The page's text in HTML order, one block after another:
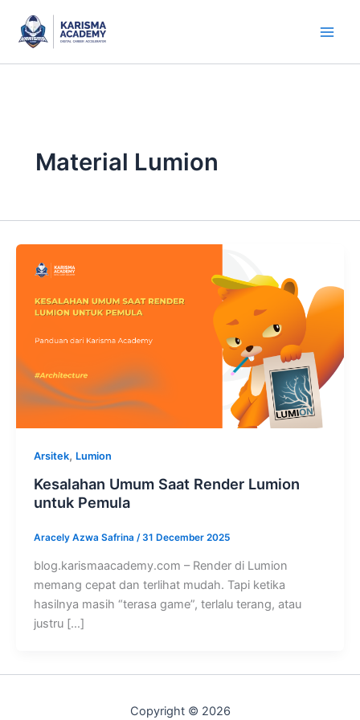
content
Material Lumion
Arsitek, Lumion
Kesalahan Umum Saat Render Lumion
untuk Pemula
Aracely Azwa Safrina /31 December 2025
blog.karismaacademy.com – Render di Lumion
memang cepat dan terlihat mudah. Tapi ketika
hasilnya masih “terasa game”, terlalu terang, atau
justru […]
Copyright © 2026